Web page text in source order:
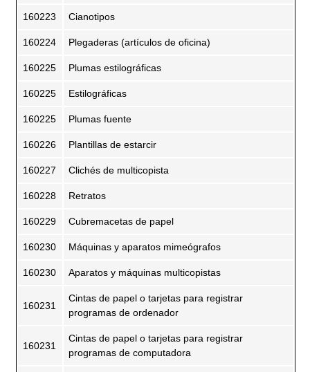
160223 Cianotipos
160224 Plegaderas (artículos de oficina)
160225 Plumas estilográficas
160225 Estilográficas
160225 Plumas fuente
160226 Plantillas de estarcir
160227 Clichés de multicopista
160228 Retratos
160229 Cubremacetas de papel
160230 Máquinas y aparatos mimeógrafos
160230 Aparatos y máquinas multicopistas
160231
Cintas de papel o tarjetas para registrar
programas de ordenador
160231
Cintas de papel o tarjetas para registrar
programas de computadora